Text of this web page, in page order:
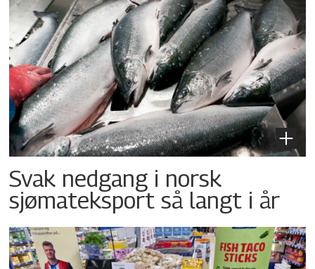
Svak nedgang i norsk
sjømateksport så langt i år